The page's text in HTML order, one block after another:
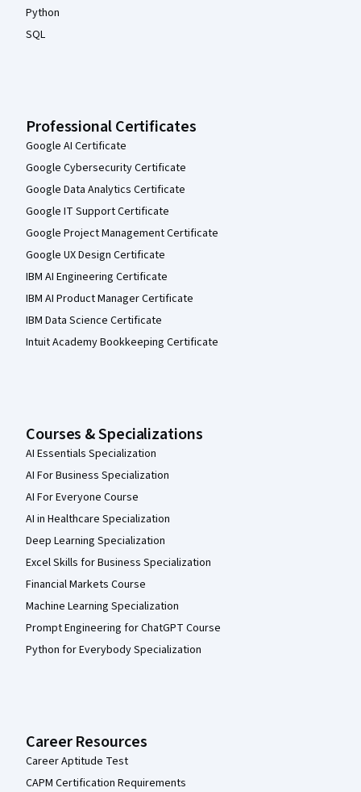
Python
SQL
Professional Certificates
Google AI Certificate
Google Cybersecurity Certificate
Google Data Analytics Certificate
Google IT Support Certificate
Google Project Management Certificate
Google UX Design Certificate
IBM AI Engineering Certificate
IBM AI Product Manager Certificate
IBM Data Science Certificate
Intuit Academy Bookkeeping Certificate
Courses & Specializations
AI Essentials Specialization
AI For Business Specialization
AI For Everyone Course
AI in Healthcare Specialization
Deep Learning Specialization
Excel Skills for Business Specialization
Financial Markets Course
Machine Learning Specialization
Prompt Engineering for ChatGPT Course
Python for Everybody Specialization
Career Resources
Career Aptitude Test
CAPM Certification Requirements